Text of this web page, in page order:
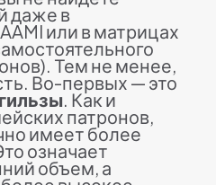
даже в
или в матрицах
Тем не менее,
Во-первых — это
. Как и
патронов,
имеет более
означает
объем, а